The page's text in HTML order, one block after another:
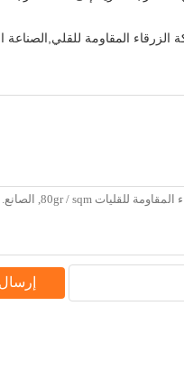
الزرقاء المقاومة للقلي,الصناعة